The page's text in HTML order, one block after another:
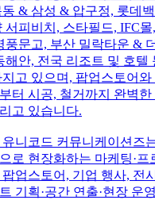
& 삼성 & 압구정, 롯데
서피비치, 스타필드, IFC몰
풍문고, 부산 밀락타운 &
해안, 전국 리조트 및 호텔
고 있으며, 팝업스토어와
터 시공, 철거까지 완벽한
고 있습니다.
니코드 커뮤니케이션즈
로 현장화하는 마케팅·프
업스토어, 기업 행사, 전
기획·공간 연출·현장 운